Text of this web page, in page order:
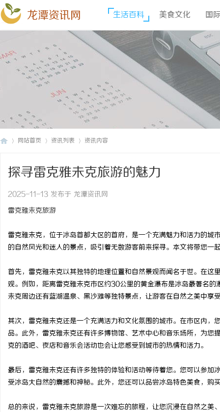
龙潭资讯网 生活百科 美食文化 国
网站首页 资讯列表 资讯内容
探寻雷克雅未克旅游的魅力
2025-11-13 发布于 龙潭资讯网
雷克雅未克旅游
雷克雅未克，位于冰岛首都大区的首府，是一个充满魅力和活力的
的自然风光和迷人的景点，吸引着无数游客前来探寻。本文将带您一
首先，雷克雅未克以其独特的地理位置和自然景观而闻名于世。在
观。例如，距离雷克雅未克市区约30公里的黄金瀑布是冰岛最著名
未克周边还有蓝湖温泉、黑沙滩等独特景点，让游客在自然之美中享
其次，雷克雅未克还是一个充满活力和文化氛围的城市。在市区内
品。此外，雷克雅未克还有许多博物馆、艺术中心和音乐场所，为
克的酒吧、夜店和音乐会活动也会让您感受到城市的热情和活力。
最后，雷克雅未克还有许多独特的体验和活动等待着您。您可以参
受冰岛大自然的震撼和神秘。此外，您还可以品尝冰岛特色美食，购
总的来说，雷克雅未克旅游是一次难忘的旅程，让您沉浸在自然之